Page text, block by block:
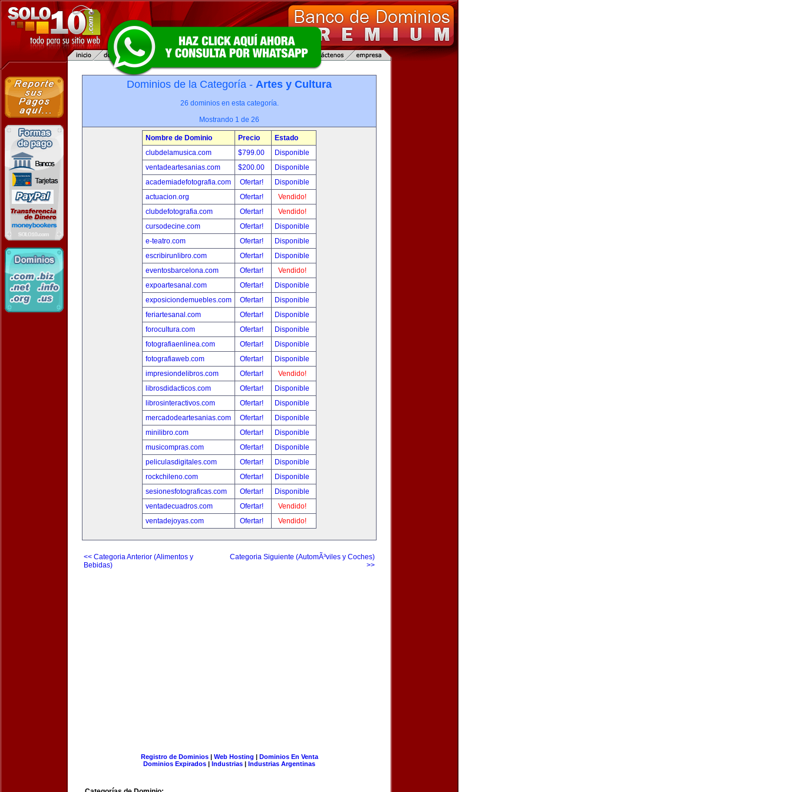
Dominios de la Categoría - Artes y Cultura
26 dominios en esta categoría.
Mostrando 1 de 26
Nombre de Dominio Precio
Estado
clubdelamusica.com
$799.00
Disponible
ventadeartesanias.com
$200.00
Disponible
academiadefotografia.com
Ofertar!
Disponible
actuacion.org
Ofertar!
Vendido!
clubdefotografia.com
Ofertar!
Vendido!
cursodecine.com
Ofertar!
Disponible
e-teatro.com
Ofertar!
Disponible
escribirunlibro.com
Ofertar!
Disponible
eventosbarcelona.com
Ofertar!
Vendido!
expoartesanal.com
Ofertar!
Disponible
exposiciondemuebles.com
Ofertar!
Disponible
feriartesanal.com
Ofertar!
Disponible
forocultura.com
Ofertar!
Disponible
fotografiaenlinea.com
Ofertar!
Disponible
fotografiaweb.com
Ofertar!
Disponible
impresiondelibros.com
Ofertar!
Vendido!
librosdidacticos.com
Ofertar!
Disponible
librosinteractivos.com
Ofertar!
Disponible
mercadodeartesanias.com
Ofertar!
Disponible
minilibro.com
Ofertar!
Disponible
musicompras.com
Ofertar!
Disponible
peliculasdigitales.com
Ofertar!
Disponible
rockchileno.com
Ofertar!
Disponible
sesionesfotograficas.com
Ofertar!
Disponible
ventadecuadros.com
Ofertar!
Vendido!
ventadejoyas.com
Ofertar! Vendido!
<< Categoria Anterior (Alimentos y
Bebidas)
Categoria Siguiente (AutomÃ³viles y Coches)
>>
Registro de Dominios| Web Hosting | Dominios En Venta
Dominios Expirados | Industrias | Industrias Argentinas